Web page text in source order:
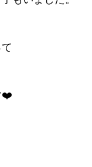
❤️